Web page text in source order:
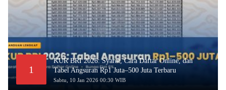
1
KUR BRI 2026: Syarat, Cara Daftar Online, dan
Tabel Angsuran Rp1 Juta–500 Juta Terbaru
Sabtu, 10 Jan 2026 00:30 WIB